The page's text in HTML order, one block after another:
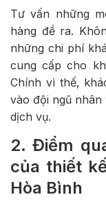
Tư vấn những
hàng đề ra.
những chi phí
cung cấp cho
Chính vì thế,
vào đội ngũ
dịch vụ.
2. Điểm
của thiết
Hòa Bình